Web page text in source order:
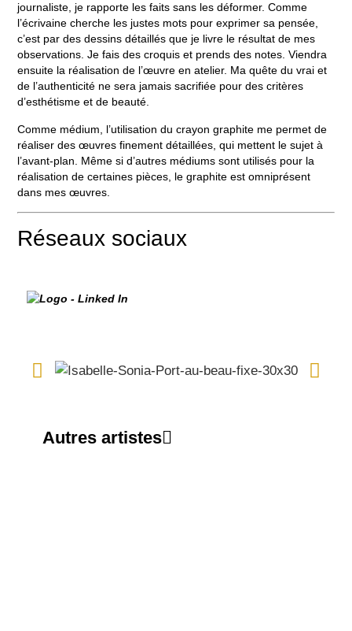
journaliste, je rapporte les faits sans les déformer. Comme
l’écrivaine cherche les justes mots pour exprimer sa pensée,
c’est par des dessins détaillés que je livre le résultat de mes
observations. Je fais des croquis et prends des notes. Viendra
ensuite la réalisation de l’œuvre en atelier. Ma quête du vrai et
de l’authenticité ne sera jamais sacrifiée pour des critères
d’esthétisme et de beauté.
Comme médium, l’utilisation du crayon graphite me permet de
réaliser des œuvres finement détaillées, qui mettent le sujet à
l’avant-plan. Même si d’autres médiums sont utilisés pour la
réalisation de certaines pièces, le graphite est omniprésent
dans mes œuvres.
Réseaux sociaux
Autres artistes